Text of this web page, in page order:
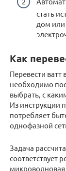
стать
дом
Как
Перевести ватт
необходимо
выбрать, с
Из инструкции
потребляет
однофазной
Задача
соответствует
микроволновая